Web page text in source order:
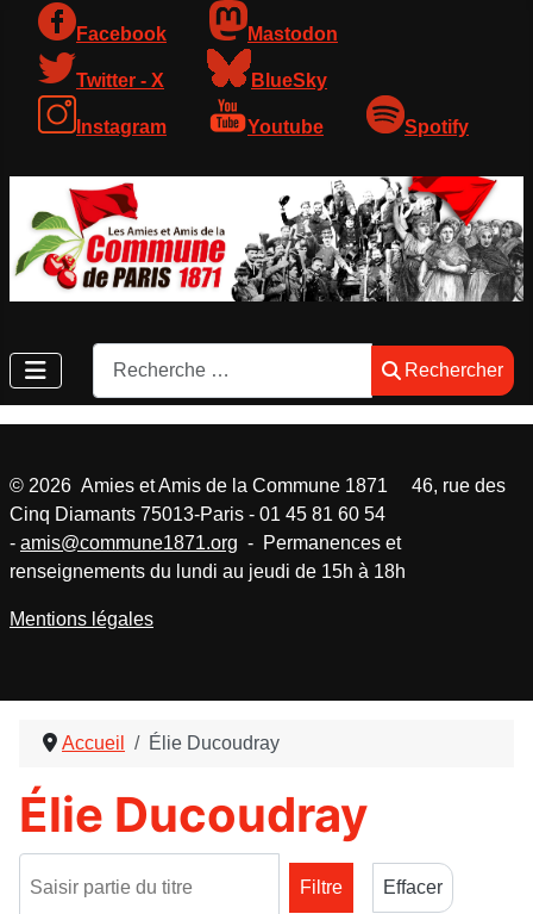
Facebook Mastodon
Twitter - X BlueSky
Instagram Youtube Spotify
Rechercher
Rechercher
Accueil Élie Ducoudray
Élie Ducoudray
Filtre
Effacer
© 2026 Amies et Amis de la Commune 1871 46, rue des
Cinq Diamants 75013-Paris - 01 45 81 60 54
- amis@commune1871.org - Permanences et
renseignements du lundi au jeudi de 15h à 18h
Mentions légales